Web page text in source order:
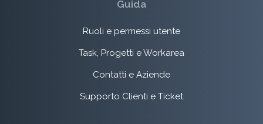
Guida
Ruoli e permessi utente
Task, Progetti e Workarea
Contatti e Aziende
Supporto Clienti e Ticket